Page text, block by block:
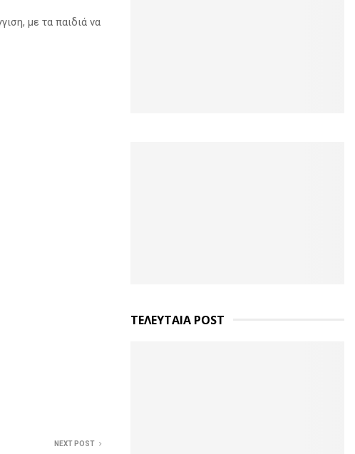
με τα παιδιά να
NEXT POST
ΤΕΛΕΥΤΑΙΑ POST